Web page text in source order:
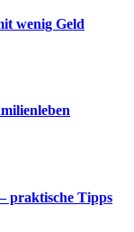
wenig Geld
praktische Tipps